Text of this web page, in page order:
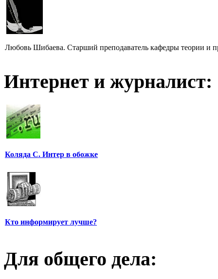
Любовь Шибаева. Старший преподаватель кафедры теории и
Интернет и журналист:
Коляда С. Интер в обожке
Кто информирует лучше?
Для общего дела: